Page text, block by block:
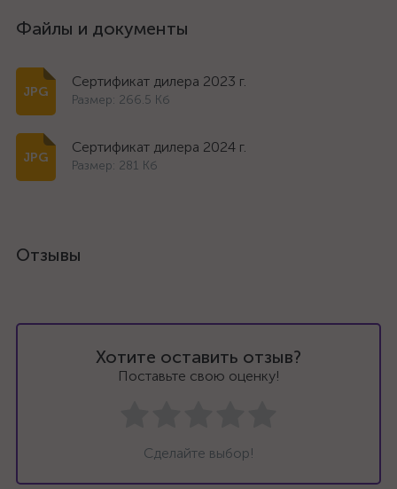
Файлы и документы
Сертификат дилера 2023 г.
Размер: 266.5 Кб
Сертификат дилера 2024 г.
Размер: 281 Кб
Отзывы
Хотите оставить отзыв?
Поставьте свою оценку!
Сделайте выбор!